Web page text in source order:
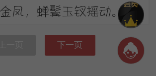
捍拨双盘金凤，蝉鬓玉钗摇动。画堂前，人不语，弦解语。弹到昭君怨处，翠蛾愁，不抬头。
下一页